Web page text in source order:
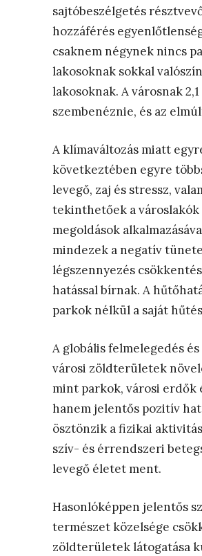
sajtóbeszélgetés
hozzáférés
csaknem négynek nincs
lakosoknak sokkal
lakosoknak. A városnak
szembenéznie, és az
A klímaváltozás miatt
következtében egyre
levegő, zaj és stressz,
tekinthetőek a városlakók
megoldások
mindezek a negatív
légszennyezés
hatással bírnak. A
parkok nélkül a saját
A globális felmelegedés
városi zöldterületek
mint parkok, városi erdők
hanem jelentős pozitív
ösztönzik a fizikai
szív- és érrendszeri
levegő életet ment.
Hasonlóképpen jelentős
természet közelsége
zöldterületek látogatása